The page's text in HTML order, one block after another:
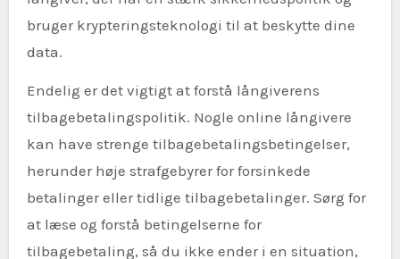
bruger krypteringsteknologi til at beskytte dine
data.
Endelig er det vigtigt at forstå långiverens
tilbagebetalingspolitik. Nogle online långivere
kan have strenge tilbagebetalingsbetingelser,
herunder høje strafgebyrer for forsinkede
betalinger eller tidlige tilbagebetalinger. Sørg for
at læse og forstå betingelserne for
tilbagebetaling, så du ikke ender i en situation,